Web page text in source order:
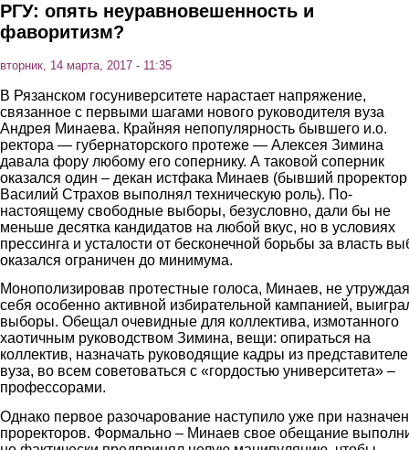
РГУ: опять неуравновешенность и
фаворитизм?
вторник, 14 марта, 2017 - 11:35
В Рязанском госуниверситете нарастает напряжение,
связанное с первыми шагами нового руководителя вуза
Андрея Минаева. Крайняя непопулярность бывшего и.о.
ректора — губернаторского протеже — Алексея Зимина
давала фору любому его сопернику. А таковой соперник
оказался один – декан истфака Минаев (бывший проректор
Василий Страхов выполнял техническую роль). По-
настоящему свободные выборы, безусловно, дали бы не
меньше десятка кандидатов на любой вкус, но в условиях
прессинга и усталости от бесконечной борьбы за власть
оказался ограничен до минимума.
Монополизировав протестные голоса, Минаев, не утруждая
себя особенно активной избирательной кампанией,
выборы. Обещал очевидные для коллектива, измотанного
хаотичным руководством Зимина, вещи: опираться на
коллектив, назначать руководящие кадры из
вуза, во всем советоваться с «гордостью университета» –
профессорами.
Однако первое разочарование наступило уже при
проректоров. Формально – Минаев свое обещание